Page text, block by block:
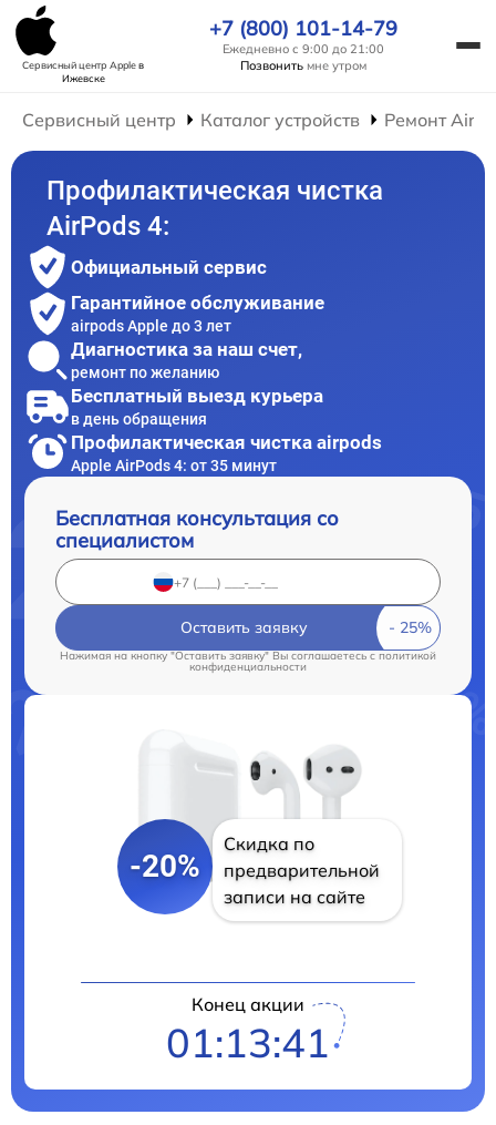
Сервисный центр Appleв
Ижевске
+7 (800) 101-14-79
Ежедневно с 9:00 до 21:00
Позвонить мне утром
Сервисный центр Каталог устройств Ремонт
Профилактическая чистка
AirPods 4:
Официальный сервис
Гарантийное обслуживание
airpods Apple до 3 лет
Диагностика за наш счет,
ремонт по желанию
Бесплатный выезд курьера
в день обращения
Профилактическая чистка airpods
Apple AirPods 4: от 35 минут
Бесплатная консультация со
специалистом
Оставить заявку
Нажимая на кнопку "Оставить заявку" Вы соглашаетесь cполитикой
конфиденциальности
-20%
Скидка по
предварительной
записи на сайте
Конец акции
01:13:41